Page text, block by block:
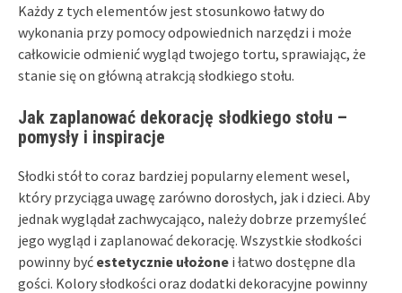
Każdy z tych elementów jest stosunkowo łatwy do
wykonania przy pomocy odpowiednich narzędzi i może
całkowicie odmienić wygląd twojego tortu, sprawiając, że
stanie się on główną atrakcją słodkiego stołu.
Jak zaplanować dekorację słodkiego stołu –
pomysły i inspiracje
Słodki stół to coraz bardziej popularny element wesel,
który przyciąga uwagę zarówno dorosłych, jak i dzieci. Aby
jednak wyglądał zachwycająco, należy dobrze przemyśleć
jego wygląd i zaplanować dekorację. Wszystkie słodkości
powinny być estetycznie ułożone i łatwo dostępne dla
gości. Kolory słodkości oraz dodatki dekoracyjne powinny